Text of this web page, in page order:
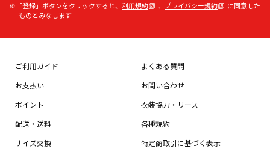
※「登録」ボタンをクリックすると、 利用規約 、 プライバシー規約
に同意した
ものとみなします
ご利用ガイド
お支払い
ポイント
配送・送料
サイズ交換
よくある質問
お問い合わせ
衣装協力・リース
各種規約
特定商取引に基づく表示